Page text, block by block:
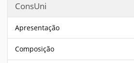
ConsUni
Apresentação
Composição